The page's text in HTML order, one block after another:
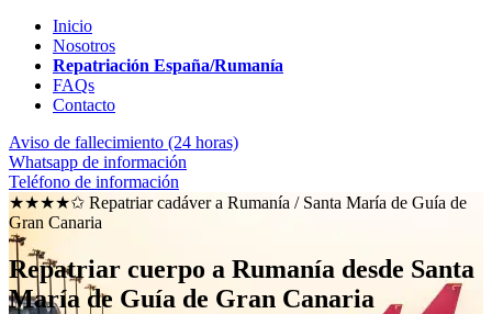
Inicio
Nosotros
Repatriación España/Rumanía
FAQs
Contacto
Aviso de fallecimiento (24 horas)
Whatsapp de información
Teléfono de información
★★★★✩ Repatriar cadáver a Rumanía / Santa María de Guía de
Gran Canaria
Repatriar cuerpo a Rumanía desde Santa
María de Guía de Gran Canaria